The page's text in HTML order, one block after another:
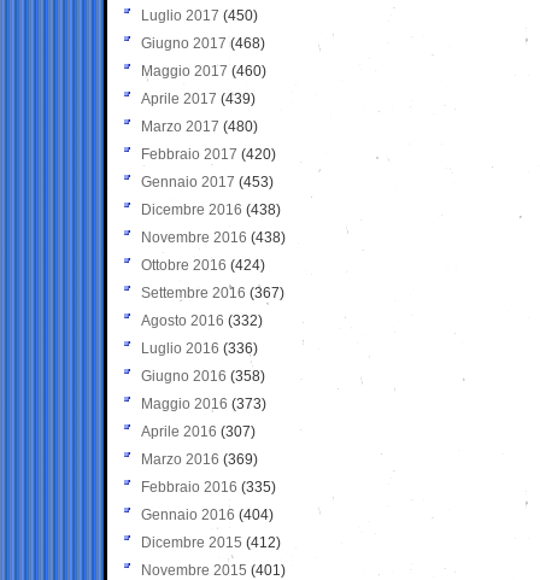
Luglio 2017 (450)
Giugno 2017 (468)
Maggio 2017 (460)
Aprile 2017 (439)
Marzo 2017 (480)
Febbraio 2017 (420)
Gennaio 2017 (453)
Dicembre 2016 (438)
Novembre 2016 (438)
Ottobre 2016 (424)
Settembre 2016 (367)
Agosto 2016 (332)
Luglio 2016 (336)
Giugno 2016 (358)
Maggio 2016 (373)
Aprile 2016 (307)
Marzo 2016 (369)
Febbraio 2016 (335)
Gennaio 2016 (404)
Dicembre 2015 (412)
Novembre 2015 (401)